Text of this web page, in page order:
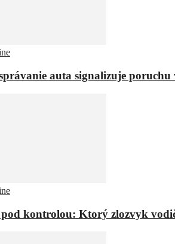
auta signalizuje
kontrolou: Ktorý zlozvyk